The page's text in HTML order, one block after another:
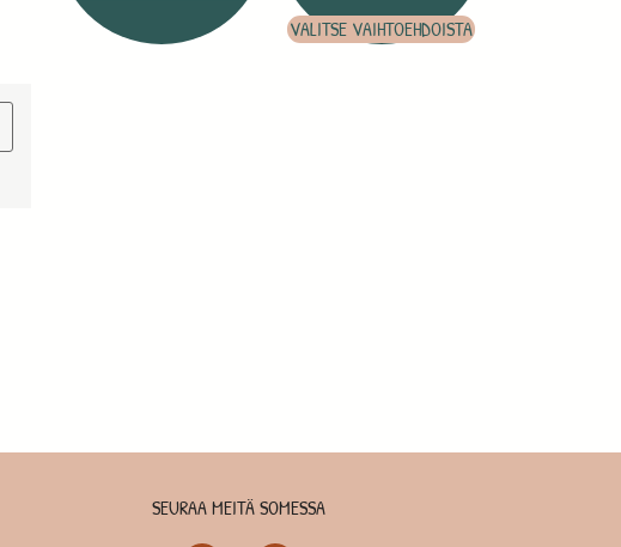
VALITSE VAIHTOEHDOISTA
SEURAA MEITÄ SOMESSA